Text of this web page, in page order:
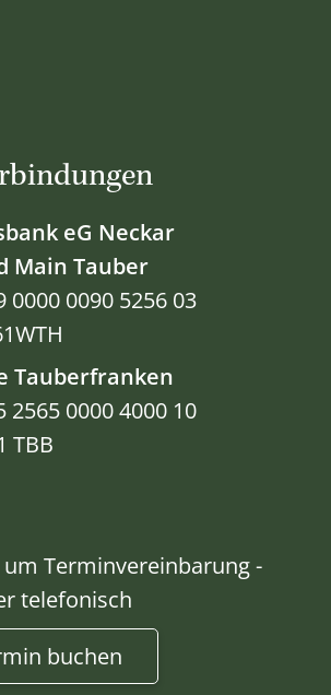
eG Neckar
Main Tauber
0000 0090 5256 03
Tauberfranken
2565 0000 4000 10
TBB
Terminvereinbarung -
telefonisch
buchen